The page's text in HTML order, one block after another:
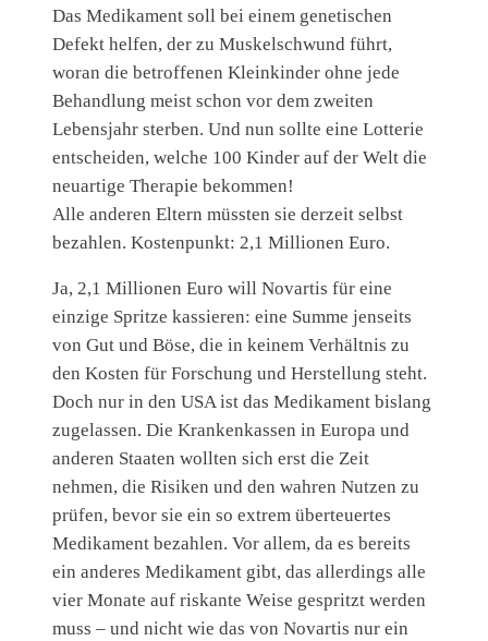
Das Medikament soll bei einem genetischen
Defekt helfen, der zu Muskelschwund führt,
woran die betroffenen Kleinkinder ohne jede
Behandlung meist schon vor dem zweiten
Lebensjahr sterben. Und nun sollte eine Lotterie
entscheiden, welche 100 Kinder auf der Welt die
neuartige Therapie bekommen!
Alle anderen Eltern müssten sie derzeit selbst
bezahlen. Kostenpunkt: 2,1 Millionen Euro.
Ja, 2,1 Millionen Euro will Novartis für eine
einzige Spritze kassieren: eine Summe jenseits
von Gut und Böse, die in keinem Verhältnis zu
den Kosten für Forschung und Herstellung steht.
Doch nur in den USA ist das Medikament bislang
zugelassen. Die Krankenkassen in Europa und
anderen Staaten wollten sich erst die Zeit
nehmen, die Risiken und den wahren Nutzen zu
prüfen, bevor sie ein so extrem überteuertes
Medikament bezahlen. Vor allem, da es bereits
ein anderes Medikament gibt, das allerdings alle
vier Monate auf riskante Weise gespritzt werden
muss – und nicht wie das von Novartis nur ein